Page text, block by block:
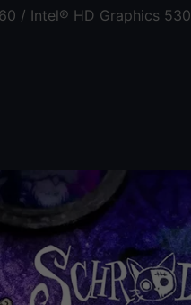
/ Intel® HD Graphics 530